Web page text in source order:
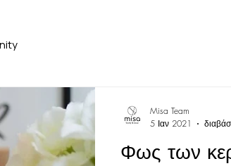
Φως των
Misa Team
5 Ιαν 2021